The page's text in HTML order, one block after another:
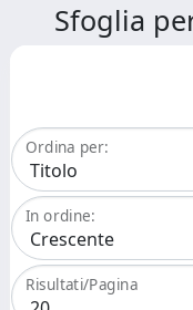
Sfoglia
Ordina per:
In ordine:
Risultati/Pagina